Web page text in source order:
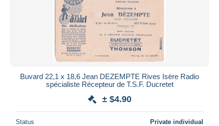
Buvard 22,1 x 18,6 Jean DEZEMPTE Rives Isère Radio
spécialiste Récepteur de T.S.F. Ducretet
± $4.90
Status Private individual